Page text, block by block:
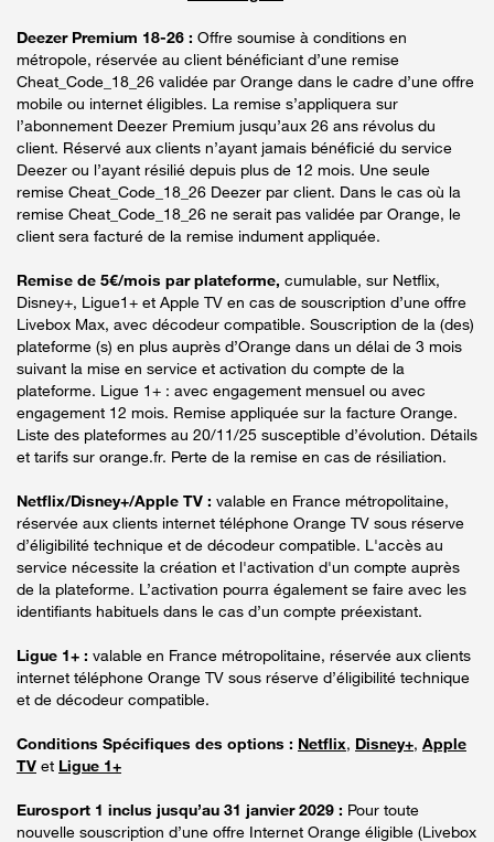
Deezer Premium 18-26 : Offre soumise à conditions en
métropole, réservée au client bénéficiant d’une remise
Cheat_Code_18_26 validée par Orange dans le cadre d’une offre
mobile ou internet éligibles. La remise s’appliquera sur
l’abonnement Deezer Premium jusqu’aux 26 ans révolus du
client. Réservé aux clients n’ayant jamais bénéficié du service
Deezer ou l’ayant résilié depuis plus de 12 mois. Une seule
remise Cheat_Code_18_26 Deezer par client. Dans le cas où la
remise Cheat_Code_18_26 ne serait pas validée par Orange, le
client sera facturé de la remise indument appliquée.
Remise de 5€/mois par plateforme, cumulable, sur Netflix,
Disney+, Ligue1+ et Apple TV en cas de souscription d’une offre
Livebox Max, avec décodeur compatible. Souscription de la (des)
plateforme (s) en plus auprès d’Orange dans un délai de 3 mois
suivant la mise en service et activation du compte de la
plateforme. Ligue 1+ : avec engagement mensuel ou avec
engagement 12 mois. Remise appliquée sur la facture Orange.
Liste des plateformes au 20/11/25 susceptible d’évolution. Détails
et tarifs sur orange.fr. Perte de la remise en cas de résiliation.
Netflix/Disney+/Apple TV : valable en France métropolitaine,
réservée aux clients internet téléphone Orange TV sous réserve
d’éligibilité technique et de décodeur compatible. L'accès au
service nécessite la création et l'activation d'un compte auprès
de la plateforme. L’activation pourra également se faire avec les
identifiants habituels dans le cas d’un compte préexistant.
Ligue 1+ : valable en France métropolitaine, réservée aux clients
internet téléphone Orange TV sous réserve d’éligibilité technique
et de décodeur compatible.
Conditions Spécifiques des options : Netflix, Disney+, Apple
TV et Ligue 1+
Eurosport 1 inclus jusqu’au 31 janvier 2029 : Pour toute
nouvelle souscription d’une offre Internet Orange éligible (Livebox